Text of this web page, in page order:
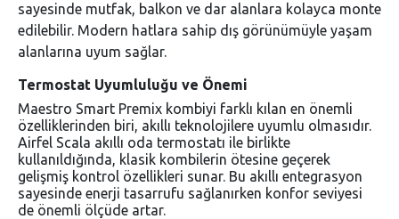
sayesinde mutfak, balkon ve dar alanlara kolayca monte
edilebilir. Modern hatlara sahip dış görünümüyle yaşam
alanlarına uyum sağlar.
Termostat Uyumluluğu ve Önemi
Maestro Smart Premix kombiyi farklı kılan en önemli
özelliklerinden biri, akıllı teknolojilere uyumlu olmasıdır.
Airfel Scala akıllı oda termostatı ile birlikte
kullanıldığında, klasik kombilerin ötesine geçerek
gelişmiş kontrol özellikleri sunar. Bu akıllı entegrasyon
sayesinde enerji tasarrufu sağlanırken konfor seviyesi
de önemli ölçüde artar.